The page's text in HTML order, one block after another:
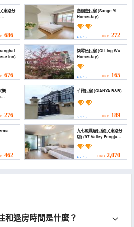
東路分
686+
叁個壹民宿 (Sange Yi
Homestay)
4.6/ 5 HKD 272+
Inn)
676+
柒零伍民宿 (Qi Ling Wu
Homestay)
4.6/ 5 HKD 165+
樂
276+
芊雅民宿 (QIANYA B&B)
3.9/ 5 HKD 189+
462+
九七穀風居民宿(民東路分
店) (97 Valley Fengju
Homestay (Min Dong
Road))
4.7/ 5 HKD 2,070+
和退房時間是什麼？